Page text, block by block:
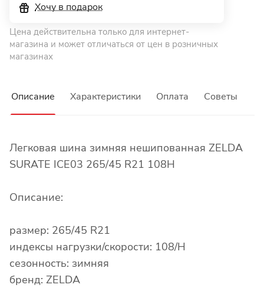
Хочу в подарок
Цена действительна только для интернет-
магазина и может отличаться от цен в розничных
магазинах
Описание Характеристики Оплата Советы
Легковая шина зимняя нешипованная ZELDA
SURATE ICE03 265/45 R21 108H
Описание:
размер: 265/45 R21
индексы нагрузки/скорости: 108/H
сезонность: зимняя
бренд: ZELDA